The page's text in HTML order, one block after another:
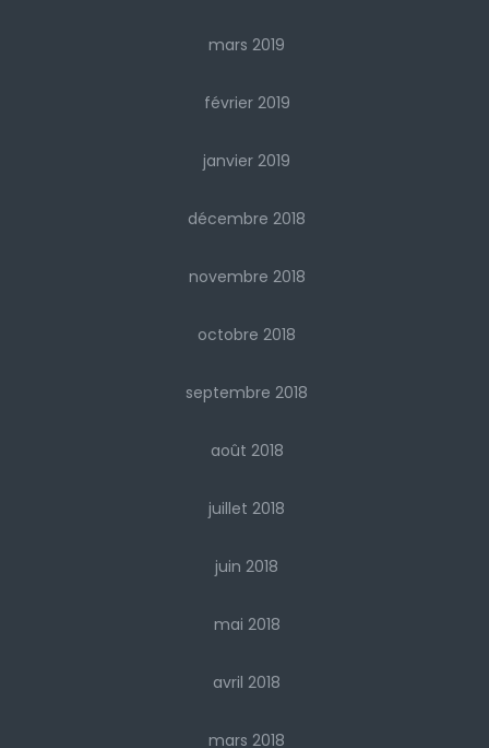
mars 2019
février 2019
janvier 2019
décembre 2018
novembre 2018
octobre 2018
septembre 2018
août 2018
juillet 2018
juin 2018
mai 2018
avril 2018
mars 2018